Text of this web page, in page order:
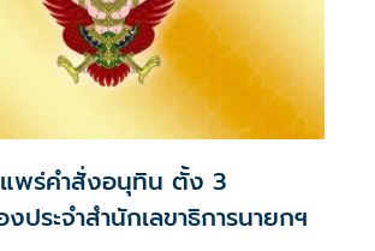
แพร่คำสั่งอนุทิน ตั้ง 3
งประจำสำนักเลขาธิการนายกฯ